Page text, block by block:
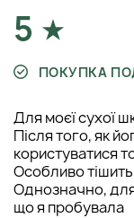
5
ПОКУПКА
Для моєї сухої
Після того, як
користуватися
Особливо
Однозначно,
що я пробувала